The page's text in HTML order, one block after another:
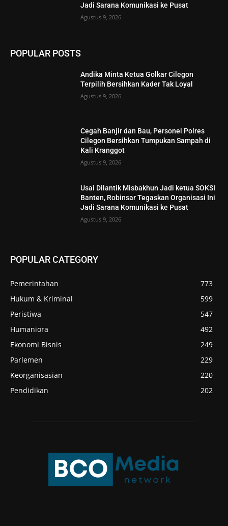
Jadi Sarana Komunikasi ke Pusat
Agustus 9, 2026
POPULAR POSTS
Andika Minta Ketua Golkar Cilegon
Terpilih Bersihkan Kader Tak Loyal
Agustus 9, 2026
Cegah Banjir dan Bau, Personel Polres
Cilegon Bersihkan Tumpukan Sampah di
Kali Kranggot
Agustus 9, 2026
Usai Dilantik Misbakhun Jadi ketua SOKSI
Banten, Robinsar Tegaskan Organisasi Ini
Jadi Sarana Komunikasi ke Pusat
Agustus 9, 2026
POPULAR CATEGORY
Pemerintahan
773
Hukum & Kriminal
599
Peristiwa
547
Humaniora
492
Ekonomi Bisnis
249
Parlemen
229
Keorganisasian
220
Pendidikan
202